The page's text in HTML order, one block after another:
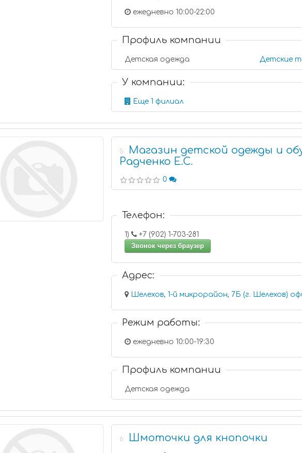
ежедневно 10:00-22:00
Профиль компании
Детская одежда Детские
У компании:
Еще 1 филиал
5
Магазин детской одежды и
Радченко Е.С.
0
Телефон:
1)
+7 (902) 1-703-281
Звонок через браузер
Адрес:
Шелехов, 1-й
Режим работы:
ежедневно 10:00-19:30
Профиль компании
Детская одежда
6 Шмоточки для кнопочки